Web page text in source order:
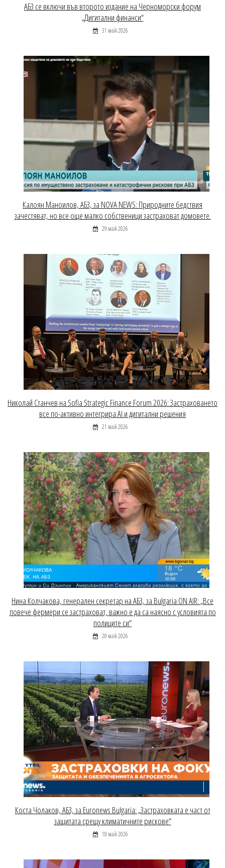
АБЗ се включи във второто издание на Черноморски форум
„Дигитални финанси“
31 май 2026
Калоян Маноилов, АБЗ, за NOVA NEWS: Природните бедствия
зачестяват, но все още малко собственици застраховат домовете.
29 май 2026
Николай Станчев на Sofia Strategic Finance Forum 2026: Застраховането
все по-активно интегрира AI и дигитални решения
21 май 2026
Нина Колчакова, генерален секретар на АБЗ, за Bulgaria ON AIR: „Все
повече фермери се застраховат, важно е да са наясно с условията по
полиците си“
20 май 2026
Коста Чолаков, АБЗ, за Euronews Bulgaria: „Застраховката е част от
защитата срещу климатичните рискове“
18 май 2026